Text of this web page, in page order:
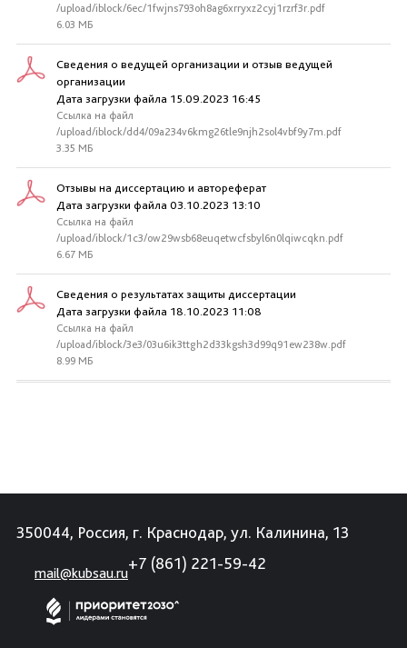
/upload/iblock/6ec/1fwjns793oh8ag6xrryxz2cyj1rzrf3r.pdf
6.03 МБ
Сведения о ведущей организации и отзыв ведущей
организации
Дата загрузки файла 15.09.2023 16:45
Ссылка на файл
/upload/iblock/dd4/09a234v6kmg26tle9njh2sol4vbf9y7m.pdf
3.35 МБ
Отзывы на диссертацию и автореферат
Дата загрузки файла 03.10.2023 13:10
Ссылка на файл
/upload/iblock/1c3/ow29wsb68euqetwcfsbyl6n0lqiwcqkn.pdf
6.67 МБ
Сведения о результатах защиты диссертации
Дата загрузки файла 18.10.2023 11:08
Ссылка на файл
/upload/iblock/3e3/03u6ik3ttgh2d33kgsh3d99q91ew238w.pdf
8.99 МБ
350044, Россия, г. Краснодар, ул. Калинина, 13
mail@kubsau.ru
+7 (861) 221-59-42